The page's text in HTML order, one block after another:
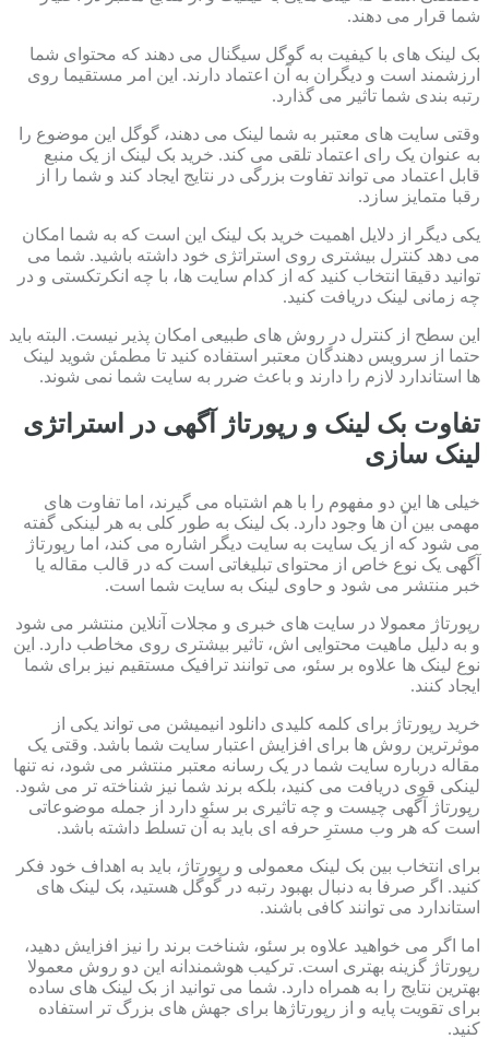
شما قرار می دهند.
بک لینک های با کیفیت به گوگل سیگنال می دهند که محتوای شما
ارزشمند است و دیگران به آن اعتماد دارند. این امر مستقیما روی
رتبه بندی شما تاثیر می گذارد.
وقتی سایت های معتبر به شما لینک می دهند، گوگل این موضوع را
به عنوان یک رای اعتماد تلقی می کند. خرید بک لینک از یک منبع
قابل اعتماد می تواند تفاوت بزرگی در نتایج ایجاد کند و شما را از
رقبا متمایز سازد.
یکی دیگر از دلایل اهمیت خرید بک لینک این است که به شما امکان
می دهد کنترل بیشتری روی استراتژی خود داشته باشید. شما می
توانید دقیقا انتخاب کنید که از کدام سایت ها، با چه انکرتکستی و در
چه زمانی لینک دریافت کنید.
این سطح از کنترل در روش های طبیعی امکان پذیر نیست. البته باید
حتما از سرویس دهندگان معتبر استفاده کنید تا مطمئن شوید لینک
ها استاندارد لازم را دارند و باعث ضرر به سایت شما نمی شوند.
تفاوت بک لینک و رپورتاژ آگهی در استراتژی
لینک سازی
خیلی ها این دو مفهوم را با هم اشتباه می گیرند، اما تفاوت های
مهمی بین آن ها وجود دارد. بک لینک به طور کلی به هر لینکی گفته
می شود که از یک سایت به سایت دیگر اشاره می کند، اما رپورتاژ
آگهی یک نوع خاص از محتوای تبلیغاتی است که در قالب مقاله یا
خبر منتشر می شود و حاوی لینک به سایت شما است.
رپورتاژ معمولا در سایت های خبری و مجلات آنلاین منتشر می شود
و به دلیل ماهیت محتوایی اش، تاثیر بیشتری روی مخاطب دارد. این
نوع لینک ها علاوه بر سئو، می توانند ترافیک مستقیم نیز برای شما
ایجاد کنند.
خرید رپورتاژ برای کلمه کلیدی دانلود انیمیشن می تواند یکی از
موثرترین روش ها برای افزایش اعتبار سایت شما باشد. وقتی یک
مقاله درباره سایت شما در یک رسانه معتبر منتشر می شود، نه تنها
لینکی قوی دریافت می کنید، بلکه برند شما نیز شناخته تر می شود.
رپورتاژ آگهی چیست و چه تاثیری بر سئو دارد از جمله موضوعاتی
است که هر وب مسترِ حرفه ای باید به آن تسلط داشته باشد.
برای انتخاب بین بک لینک معمولی و رپورتاژ، باید به اهداف خود فکر
کنید. اگر صرفا به دنبال بهبود رتبه در گوگل هستید، بک لینک های
استاندارد می توانند کافی باشند.
اما اگر می خواهید علاوه بر سئو، شناخت برند را نیز افزایش دهید،
رپورتاژ گزینه بهتری است. ترکیب هوشمندانه این دو روش معمولا
بهترین نتایج را به همراه دارد. شما می توانید از بک لینک های ساده
برای تقویت پایه و از رپورتاژها برای جهش های بزرگ تر استفاده
کنید.